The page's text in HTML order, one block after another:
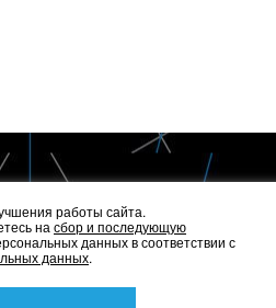
Иннопрактика
защите персональных данных
с файлами Cookies
работы сайта.
на сбор и последующую
данных в соответствии с
данных.